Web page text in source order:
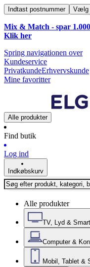
Indtast postnummer Vælg
Mix & Match - spar
Klik her
Spring navigationen over
Kundeservice
PrivatkundeErhvervskunde
Mine favoritter
Alle produkter
Find butik
Log ind
Indkøbskurv
Alle produkter
TV, Lyd &
Computer &
Mobil, Tablet &